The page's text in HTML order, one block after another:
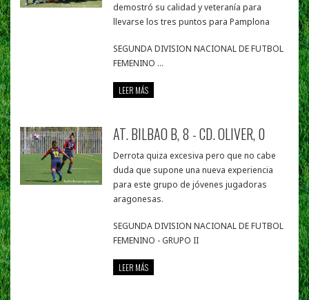
demostró su calidad y veteranía para
llevarse los tres puntos para Pamplona
SEGUNDA DIVISION NACIONAL DE FUTBOL
FEMENINO ...
LEER MÁS
AT. BILBAO B, 8 - CD. OLIVER, 0
Derrota quiza excesiva pero que no cabe
duda que supone una nueva experiencia
para este grupo de jóvenes jugadoras
aragonesas.
SEGUNDA DIVISION NACIONAL DE FUTBOL
FEMENINO - GRUPO II
LEER MÁS